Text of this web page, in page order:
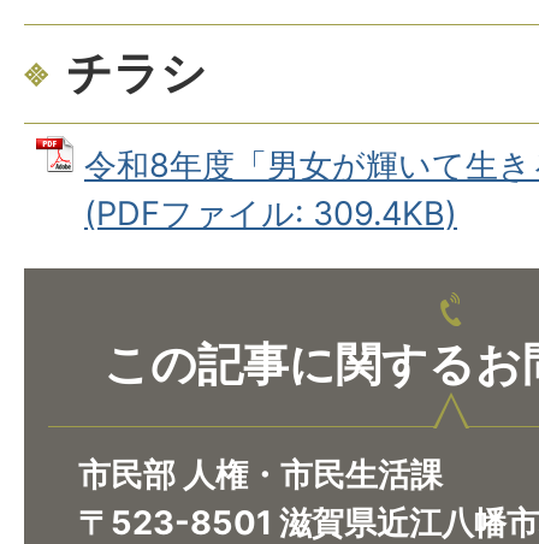
チラシ
令和8年度「男女が輝いて生
(PDFファイル: 309.4KB)
この記事に関するお
市民部 人権・市民生活課
〒523-8501 滋賀県近江八幡